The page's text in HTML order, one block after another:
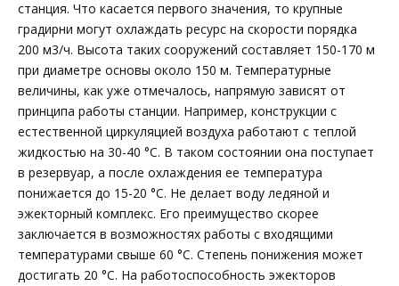
станция. Что касается первого значения, то крупные
градирни могут охлаждать ресурс на скорости порядка
200 м3/ч. Высота таких сооружений составляет 150-170 м
при диаметре основы около 150 м. Температурные
величины, как уже отмечалось, напрямую зависят от
принципа работы станции. Например, конструкции с
естественной циркуляцией воздуха работают с теплой
жидкостью на 30-40 °C. В таком состоянии она поступает
в резервуар, а после охлаждения ее температура
понижается до 15-20 °C. Не делает воду ледяной и
эжекторный комплекс. Его преимущество скорее
заключается в возможностях работы с входящими
температурами свыше 60 °C. Степень понижения может
достигать 20 °C. На работоспособность эжекторов